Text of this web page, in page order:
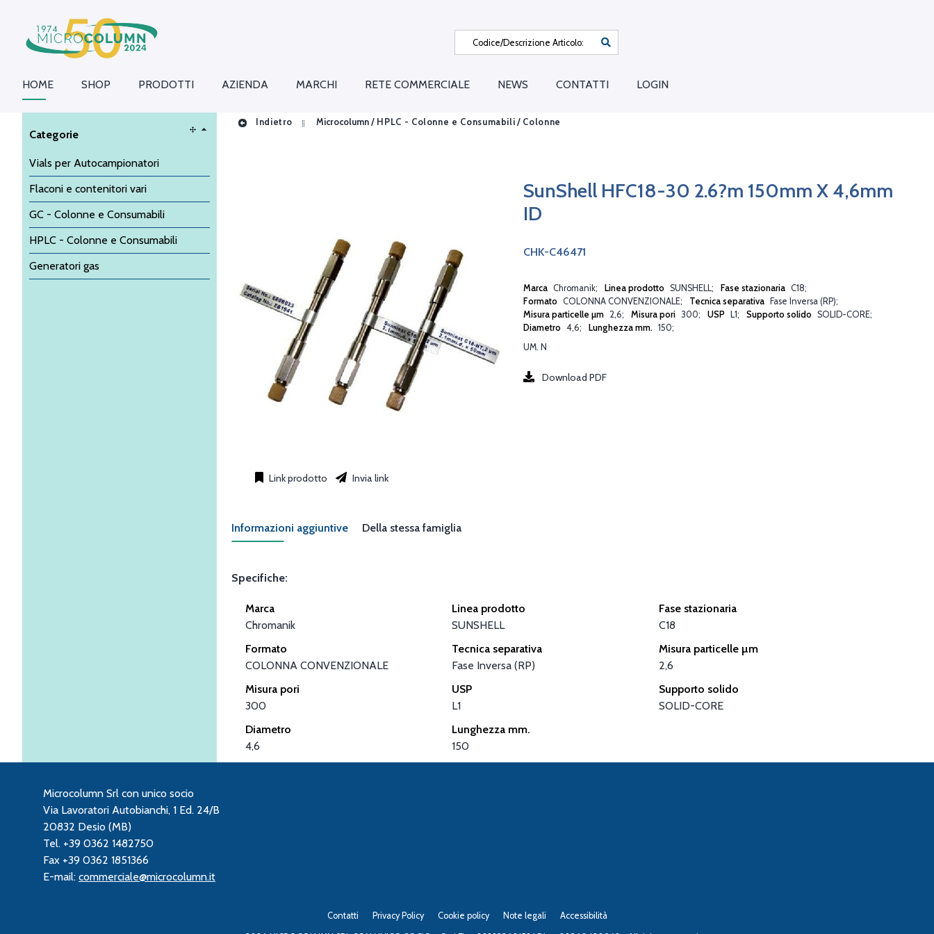
HOME SHOP PRODOTTI AZIENDA MARCHI RETE COMMERCIALE NEWS CONTATTI LOGIN
Categorie
Vials per Autocampionatori
Flaconi e contenitori vari
GC - Colonne e Consumabili
HPLC - Colonne e Consumabili
Generatori gas
Indietro Microcolumn / HPLC - Colonne e Consumabili / Colonne
SunShell HFC18-30 2.6?m 150mm X 4,6mm
ID
CHK-C46471
Marca Chromanik Linea prodotto SUNSHELL Fase stazionaria C18
Formato COLONNA CONVENZIONALE Tecnica separativa
Fase Inversa (RP)
Misura particelle µm 2,6 Misura pori 300 USP L1 Supporto solido SOLID-CORE
Diametro 4,6 Lunghezza mm. 150
UM. N
Download PDF
Link prodotto Invia link
Informazioni aggiuntive Della stessa famiglia
Specifiche:
Marca
Chromanik
Linea prodotto
SUNSHELL
Fase stazionaria
C18
Formato
COLONNA CONVENZIONALE
Tecnica separativa
Fase Inversa (RP)
Misura particelle µm
2,6
Misura pori
300
USP
L1
Supporto solido
SOLID-CORE
Diametro
4,6
Lunghezza mm.
150
Microcolumn Srl con unico socio
Via Lavoratori Autobianchi, 1 Ed. 24/B
20832 Desio (MB)
Tel. +39 0362 1482750
Fax +39 0362 1851366
E-mail: commerciale@microcolumn.it
Contatti Privacy Policy Cookie policy Note legali Accessibilità